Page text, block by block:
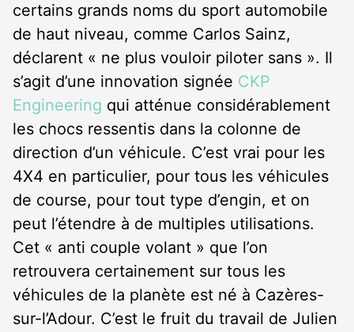
certains grands noms du sport automobile
de haut niveau, comme Carlos Sainz,
déclarent « ne plus vouloir piloter sans ». Il
s’agit d’une innovation signée CKP
Engineering qui atténue considérablement
les chocs ressentis dans la colonne de
direction d’un véhicule. C’est vrai pour les
4X4 en particulier, pour tous les véhicules
de course, pour tout type d’engin, et on
peut l’étendre à de multiples utilisations.
Cet « anti couple volant » que l’on
retrouvera certainement sur tous les
véhicules de la planète est né à Cazères-
sur-l’Adour. C’est le fruit du travail de Julien